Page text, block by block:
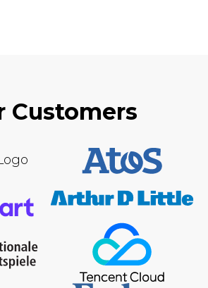
Customers